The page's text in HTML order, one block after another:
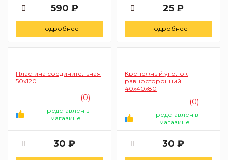
590 ₽
Подробнее
25 ₽
Подробнее
Пластина соединительная
50x120
(0)
Представлен в
магазине
30 ₽
Крепежный уголок
равносторонний
40х40х80
(0)
Представлен в
магазине
30 ₽